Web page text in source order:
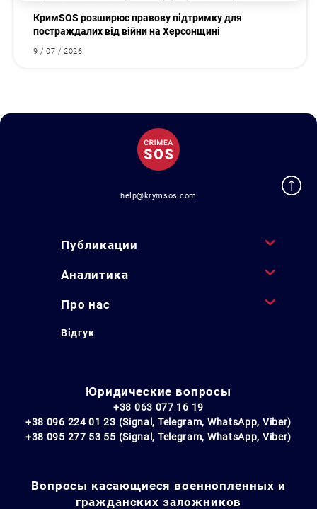
КримSOS розширює правову підтримку для
постраждалих від війни на Херсонщині
9 / 07 / 2026
help@krymsos.com
Публикации
Аналитика
Про нас
Відгук
Юридические вопросы
+38 063 077 16 19
+38 096 224 01 23 (Signal, Telegram, WhatsApp, Viber)
+38 095 277 53 55 (Signal, Telegram, WhatsApp, Viber)
Вопросы касающиеся военнопленных и
гражданских заложников